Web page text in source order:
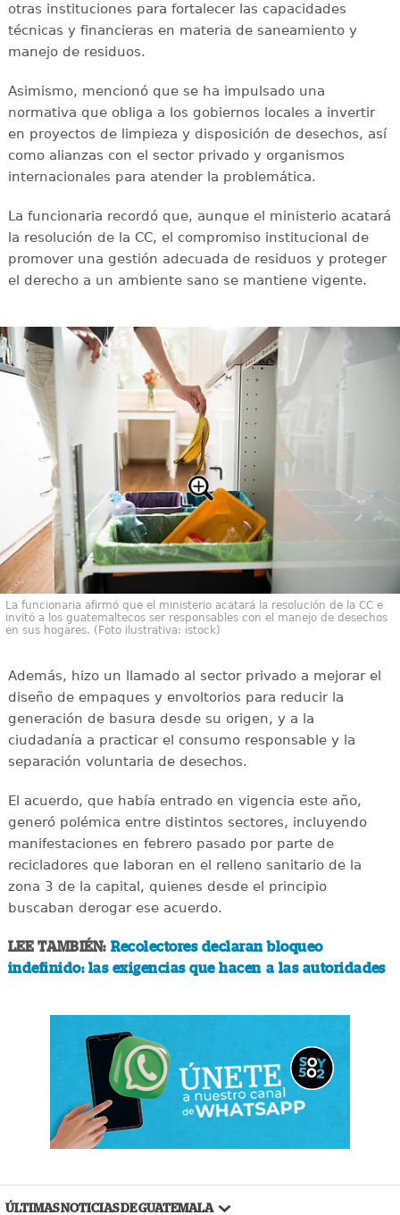
otras instituciones para fortalecer las capacidades
técnicas y financieras en materia de saneamiento y
manejo de residuos.
Asimismo, mencionó que se ha impulsado una
normativa que obliga a los gobiernos locales a invertir
en proyectos de limpieza y disposición de desechos, así
como alianzas con el sector privado y organismos
internacionales para atender la problemática.
La funcionaria recordó que, aunque el ministerio acatará
la resolución de la CC, el compromiso institucional de
promover una gestión adecuada de residuos y proteger
el derecho a un ambiente sano se mantiene vigente.
La funcionaria afirmó que el ministerio acatará la resolución de la CC e
invitó a los guatemaltecos ser responsables con el manejo de desechos
en sus hogares. (Foto ilustrativa: istock)
Además, hizo un llamado al sector privado a mejorar el
diseño de empaques y envoltorios para reducir la
generación de basura desde su origen, y a la
ciudadanía a practicar el consumo responsable y la
separación voluntaria de desechos.
El acuerdo, que había entrado en vigencia este año,
generó polémica entre distintos sectores, incluyendo
manifestaciones en febrero pasado por parte de
recicladores que laboran en el relleno sanitario de la
zona 3 de la capital, quienes desde el principio
buscaban derogar ese acuerdo.
LEE TAMBIÉN: Recolectores declaran bloqueo
indefinido: las exigencias que hacen a las autoridades
ÚLTIMAS NOTICIAS DE GUATEMALA